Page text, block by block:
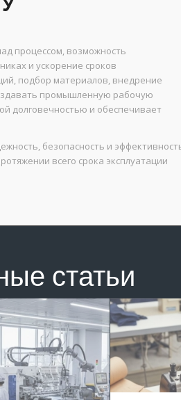
процессом, возможность
и ускорение сроков
подбор материалов, внедрение
промышленную рабочую
долговечностью и обеспечивает
безопасность и
всего срока эксплуатации
статьи